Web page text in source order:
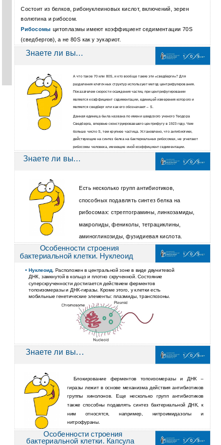
Состоит из белков, рибонуклеиновых кислот, включений, зерен
волютина и рибосом.
Рибосомы цитоплазмы имеют коэффициент седиментации 70S
(сведбергов), а не 80S как у эукариот.
Знаете ли вы…
А что такое 70 или 80S, и кто вообще такие эти «сведберги»? Для
разделения клеточных структур используют метод центрифугирования.
Показателем скорости осаждения частиц при центрифугировании
является коэффициент седиментации, единицей измерения которого и
является сведберг или как его обозначают – S.
Данная единица была названа по имени шведского ученого Теодора
Сведберга, впервые сконструировавшего центрифугу в 1923 году. Чем
больше число S, тем крупнее частица. Установлено, что антибиотики,
действующие на синтез белка на бактериальных рибосомах, не угнетают
рибосомы человека, имеющие иной коэффициент седиментации.
Знаете ли вы…
Есть несколько групп антибиотиков,
способных подавлять синтез белка на
рибосомах: стрептограмины, линкозамиды,
макролиды, фениколы, тетрациклины,
аминогликозиды, фузидиевая кислота.
Особенности строения
бактериальной клетки. Нуклеоид
• Нуклеоид. Расположен в центральной зоне в виде двунитевой
ДНК, замкнутой в кольцо и плотно скрученной. Состояние
суперскрученности достигается действием ферментов
топоизомеразы и ДНК-гиразы. Кроме этого, у клетки есть
мобильные генетические элементы: плазмиды, транспозоны.
Знаете ли вы…
Блокирование ферментов топоизомеразы и ДНК –
гиразы лежит в основе механизма действия антибиотиков
группы хинолонов. Еще несколько групп антибиотиков
также способны подавлять синтез бактериальной ДНК, к
ним относятся, например, нитроимидазолы и
нитрофураны.
Особенности строения
бактериальной клетки. Капсула